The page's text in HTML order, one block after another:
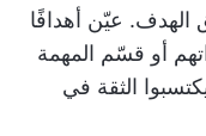
عيّن أهدافًا
أو قسّم المهمة
الثقة في